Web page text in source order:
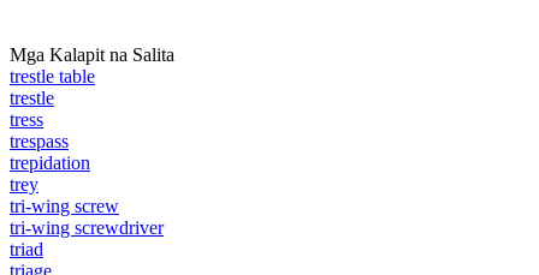
Mga Kalapit na Salita
trestle table
trestle
tress
trespass
trepidation
trey
tri-wing screw
tri-wing screwdriver
triad
triage